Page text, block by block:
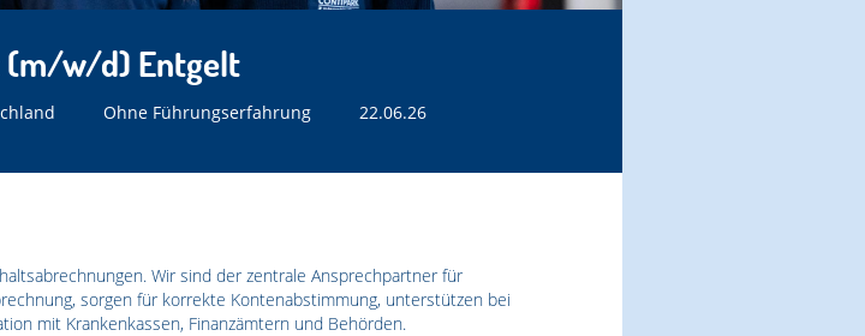
(m/w/d) Entgelt
Ohne Führungserfahrung 22.06.26
Wir sind der zentrale Ansprechpartner für
sorgen für korrekte Kontenabstimmung, unterstützen bei
mit Krankenkassen, Finanzämtern und Behörden.